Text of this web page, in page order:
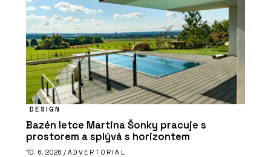
DESIGN
Bazén letce Martina Šonky pracuje s
prostorem a splývá s horizontem
10. 6. 2026 / ADVERTORIAL